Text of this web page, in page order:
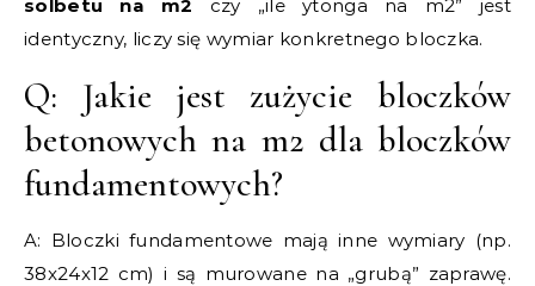
solbetu na m2 czy „ile ytonga na m2” jest
identyczny, liczy się wymiar konkretnego bloczka.
Q: Jakie jest zużycie bloczków
betonowych na m2 dla bloczków
fundamentowych?
A: Bloczki fundamentowe mają inne wymiary (np.
38x24x12 cm) i są murowane na „grubą” zaprawę.